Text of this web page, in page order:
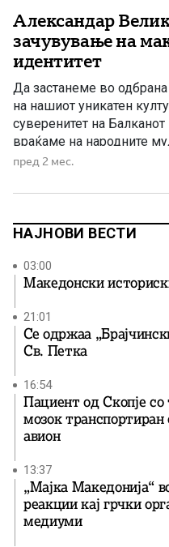
Александар
зачувување на
идентитет
Да застанеме во одбрана
на нашиот уникатен
суверенитет на
враќаме на народните
Анегдотата е кратка,
тие обично се користат
пред 2 мес.
НАЈНОВИ ВЕСТИ
03:00
Македонски
21:01
Се одржаа
Св. Петка
16:54
Пациент од Скопје
мозок
авион
13:37
„Мајка Македонија“
реакции кај грчки
медиуми